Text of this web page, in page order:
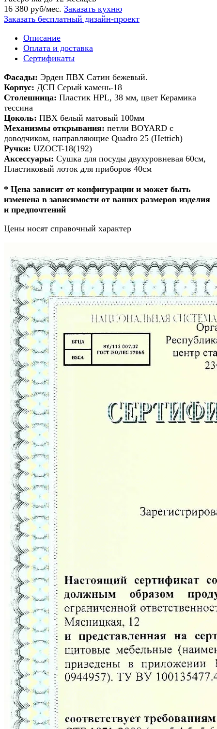
16 380 руб/мес. Заказать кухню
Заказать бесплатный дизайн-проект
Описание
Оплата и доставка
Сертификаты
Фасады: Эрден ПВХ Сатин бежевый.
Корпус: ДСП Серый камень-18
Столешница: Пластик HPL, 38 мм, цвет Керамика
тессина
Цоколь: ПВХ белый матовый 100мм
Механизмы открывания: петли BOYARD с
доводчиком, направляющие Quadro 25 (Hettich)
Ручки: UZOCT-18(192)
Аксессуары: Сушка для посуды двухуровневая 60см,
Пластиковый лоток для приборов 40см
* Цена зависит от конфигурации и может быть
изменена в зависимости от ваших размеров изделия
и предпочтений
Цены носят справочный характер